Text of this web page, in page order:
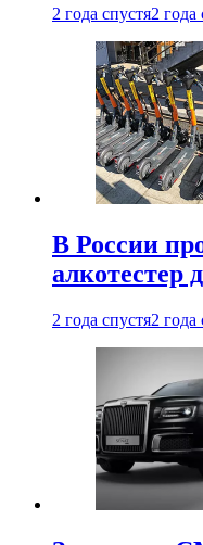
2 года спустя2 года
В России
алкотестер
2 года спустя2 года